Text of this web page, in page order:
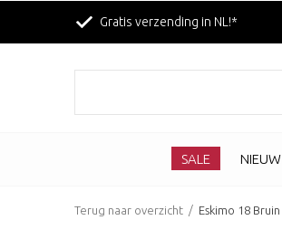
SALE NIEUW
Gratis verzending in NL!*
Terug naar overzicht Eskimo 18 Bruin